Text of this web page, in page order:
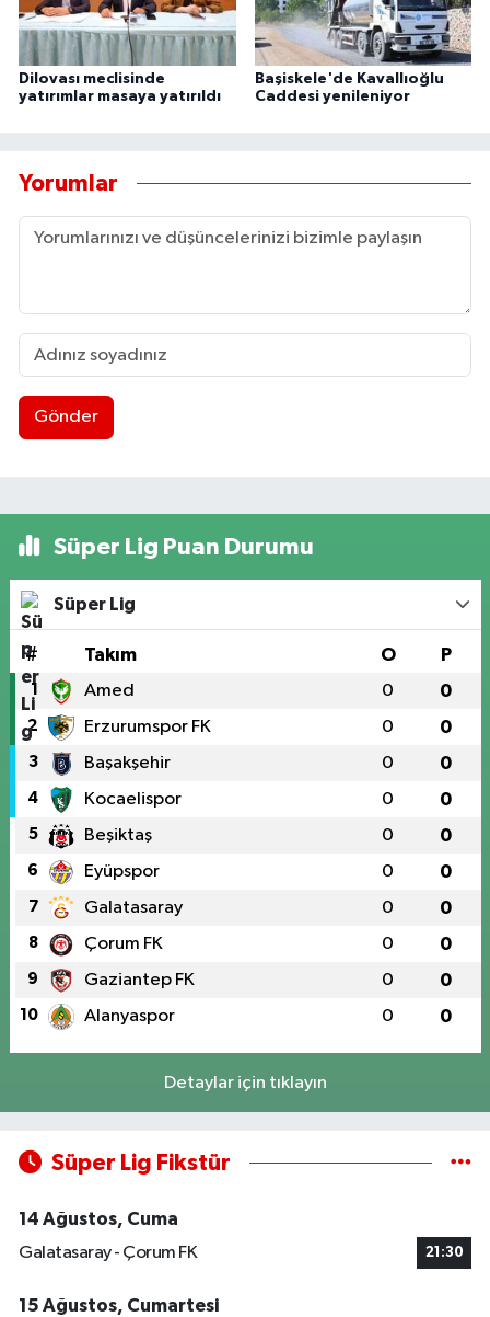
Dilovası meclisinde
yatırımlar masaya yatırıldı
Başiskele'de Kavallıoğlu
Caddesi yenileniyor
Yorumlar
Gönder
Süper Lig Puan Durumu
Süper Lig
# Takım O P
1 Amed 0 0
2 Erzurumspor FK 0 0
3 Başakşehir 0 0
4 Kocaelispor 0 0
5 Beşiktaş 0 0
6 Eyüpspor 0 0
7 Galatasaray 0 0
8 Çorum FK 0 0
9 Gaziantep FK 0 0
10 Alanyaspor 0 0
Detaylar için tıklayın
Süper Lig Fikstür
14 Ağustos, Cuma
Galatasaray - Çorum FK
21:30
15 Ağustos, Cumartesi